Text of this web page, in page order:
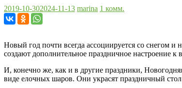
2019-10-302024-11-13 marina 1 комм.
Новый год почти всегда ассоциируется со снегом
создают дополнительное праздничное настроение к
И, конечно же, как и в другие праздники,
виде елочных шаров. Они украсят праздничный стол